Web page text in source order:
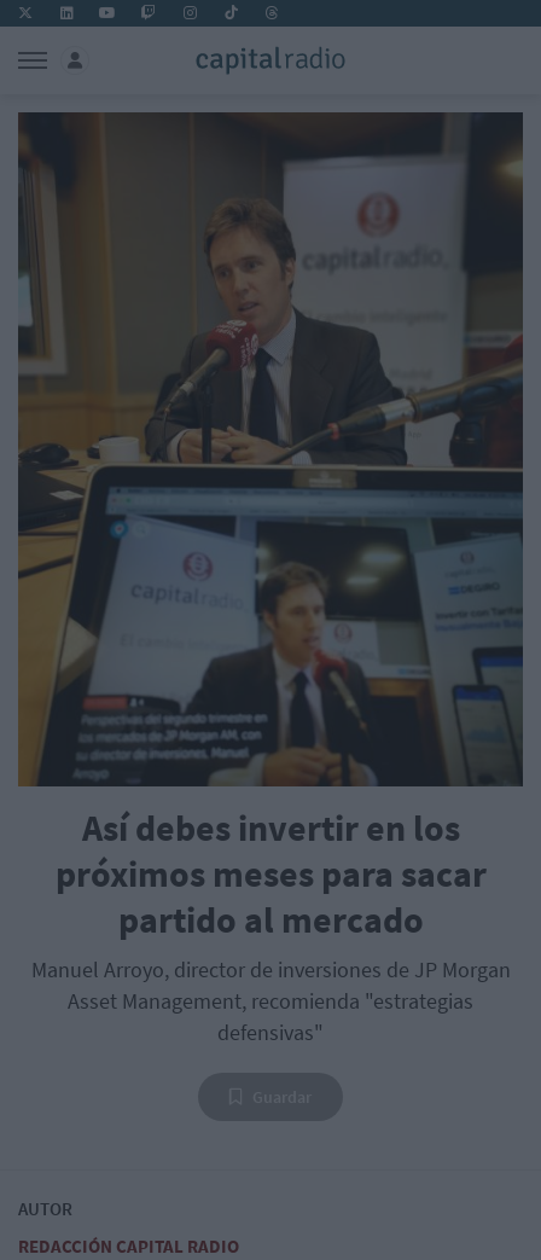
Así debes invertir en los
próximos meses para sacar
partido al mercado
Manuel Arroyo, director de inversiones de JP Morgan
Asset Management, recomienda "estrategias
defensivas"
AUTOR
REDACCIÓN CAPITAL RADIO